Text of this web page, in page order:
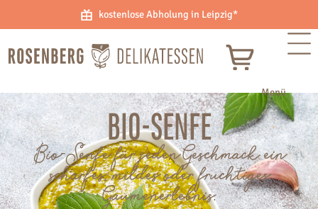
kostenlose Abholung in Leipzig*
BIO-SENFE
Bio-Senfe für jeden Geschmack ein
scharfes, mildes oder fruchtiges
Gaumenerlebnis.